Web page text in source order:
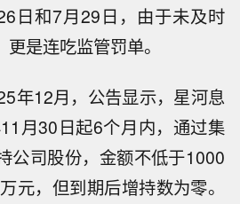
日和7月29日，由于未及时
是连吃监管罚单。
年12月，公告显示，星河息
月30日起6个月内，通过集
公司股份，金额不低于1000
元，但到期后增持数为零。